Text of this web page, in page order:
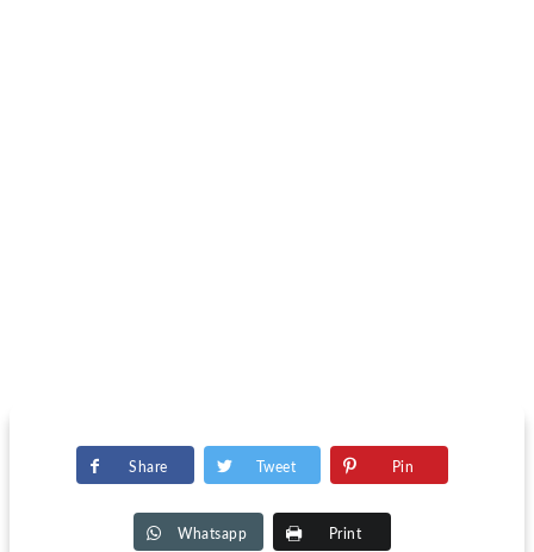
Share Tweet Pin
Whatsapp Print